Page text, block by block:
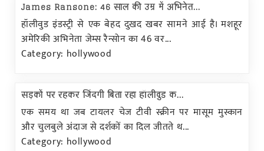
James Ransone: 46 साल की उम्र में अभिनेत...
हॉलीवुड इंडस्ट्री से एक बेहद दुखद खबर सामने आई है। मशहूर
अमेरिकी अभिनेता जेम्स रैन्सोन का 46 वर...
Category: hollywood
सड़कों पर रहकर जिंदगी बिता रहा हॉलीवुड क...
एक समय था जब टायलर चेज टीवी स्क्रीन पर मासूम मुस्कान
और चुलबुले अंदाज से दर्शकों का दिल जीतते थ...
Category: hollywood